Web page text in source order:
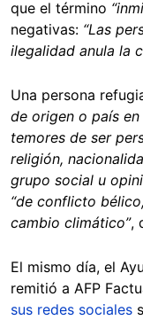
que el término
negativas: “Las
ilegalidad anula la
Una persona
de origen o país
temores de ser
religión,
grupo social u
“de conflicto
cambio climático”,
El mismo día, el
remitió a AFP
sus redes sociales